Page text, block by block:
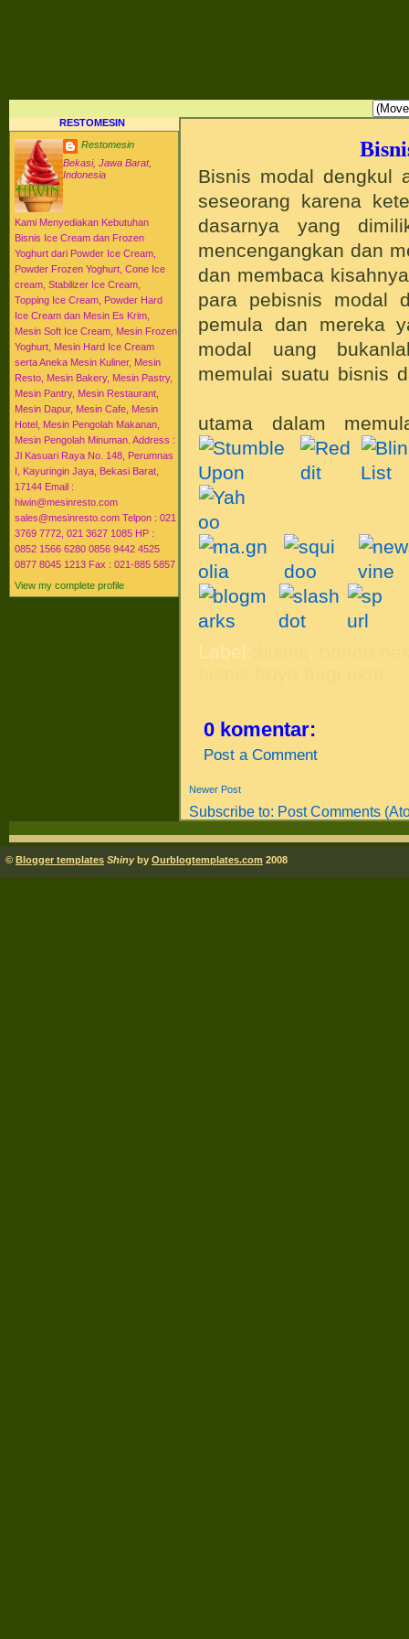
RESTOMESIN
Restomesin
Bekasi, Jawa Barat,
Indonesia
Kami Menyediakan Kebutuhan
Bisnis Ice Cream dan Frozen
Yoghurt dari Powder Ice Cream,
Powder Frozen Yoghurt, Cone Ice
cream, Stabilizer Ice Cream,
Topping Ice Cream, Powder Hard
Ice Cream dan Mesin Es Krim,
Mesin Soft Ice Cream, Mesin Frozen
Yoghurt, Mesin Hard Ice Cream
serta Aneka Mesin Kuliner, Mesin
Resto, Mesin Bakery, Mesin Pastry,
Mesin Pantry, Mesin Restaurant,
Mesin Dapur, Mesin Cafe, Mesin
Hotel, Mesin Pengolah Makanan,
Mesin Pengolah Minuman. Address :
Jl Kasuari Raya No. 148, Perumnas
I, Kayuringin Jaya, Bekasi Barat,
17144 Email :
hiwin@mesinresto.com
sales@mesinresto.com Telpon : 021
3769 7772, 021 3627 1085 HP :
0852 1566 6280 0856 9442 4525
0877 8045 1213 Fax : 021-885 5857
View my complete profile
Bisnis modal dengkul
seseorang karena
dasarnya yang
mencengangkan dan
dan membaca
para pebisnis modal
pemula dan mereka
modal uang
memulai suatu bisnis
utama dalam
Label:
0 komentar:
Post a Comment
Newer Post
Subscribe to: Post Comments
© Blogger templates Shinyby Ourblogtemplates.com 2008